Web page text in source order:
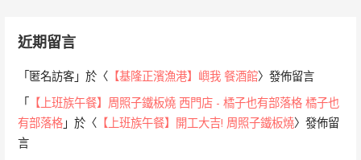
近期留言
「匿名訪客 」於〈 【基隆正濱漁港】嶼我 餐酒館〉發佈留言
「 【上班族午餐】周照子鐵板燒 西門店 - 橘子也有部落格 橘子也
有部落格 」於〈 【上班族午餐】開工大吉! 周照子鐵板燒〉發佈留
言